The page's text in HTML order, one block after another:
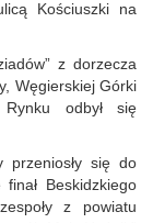
Kościuszki na
z dorzecza
Węgierskiej Górki
odbył się
przeniosły się do
Beskidzkiego
z powiatu